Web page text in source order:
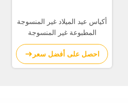
أكياس عيد الميلاد غير المنسوجة
المطبوعة غير المنسوجة
احصل على أفضل سعر